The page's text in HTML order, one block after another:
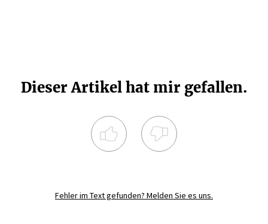
Dieser Artikel hat mir gefallen.
Fehler im Text gefunden? Melden Sie es uns.